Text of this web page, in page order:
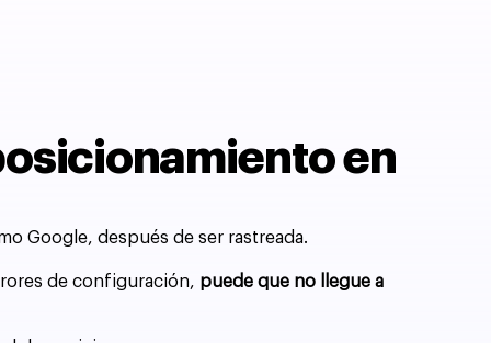
en
Google, después de ser rastreada.
de configuración, puede que no llegue a